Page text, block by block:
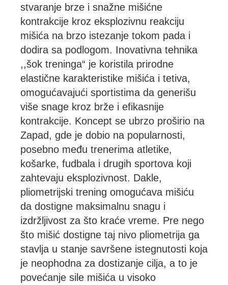
stvaranje brze i snažne mišićne
kontrakcije kroz eksplozivnu reakciju
mišića na brzo istezanje tokom pada i
dodira sa podlogom. Inovativna tehnika
,,šok treninga“ je koristila prirodne
elastične karakteristike mišića i tetiva,
omogućavajući sportistima da generišu
više snage kroz brže i efikasnije
kontrakcije. Koncept se ubrzo proširio na
Zapad, gde je dobio na popularnosti,
posebno među trenerima atletike,
košarke, fudbala i drugih sportova koji
zahtevaju eksplozivnost. Dakle,
pliometrijski trening omogućava mišiću
da dostigne maksimalnu snagu i
izdržljivost za što kraće vreme. Pre nego
što mišić dostigne taj nivo pliometrija ga
stavlja u stanje savršene istegnutosti koja
je neophodna za dostizanje cilja, a to je
povećanje sile mišića u visoko